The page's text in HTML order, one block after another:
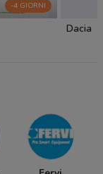
-4 GIORNI
Dacia